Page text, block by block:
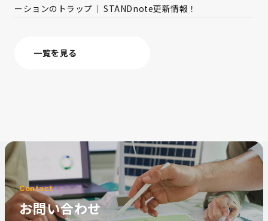
ーションのトラップ｜ STANDnote更新情報！
一覧を見る
Contact
お問い合わせ